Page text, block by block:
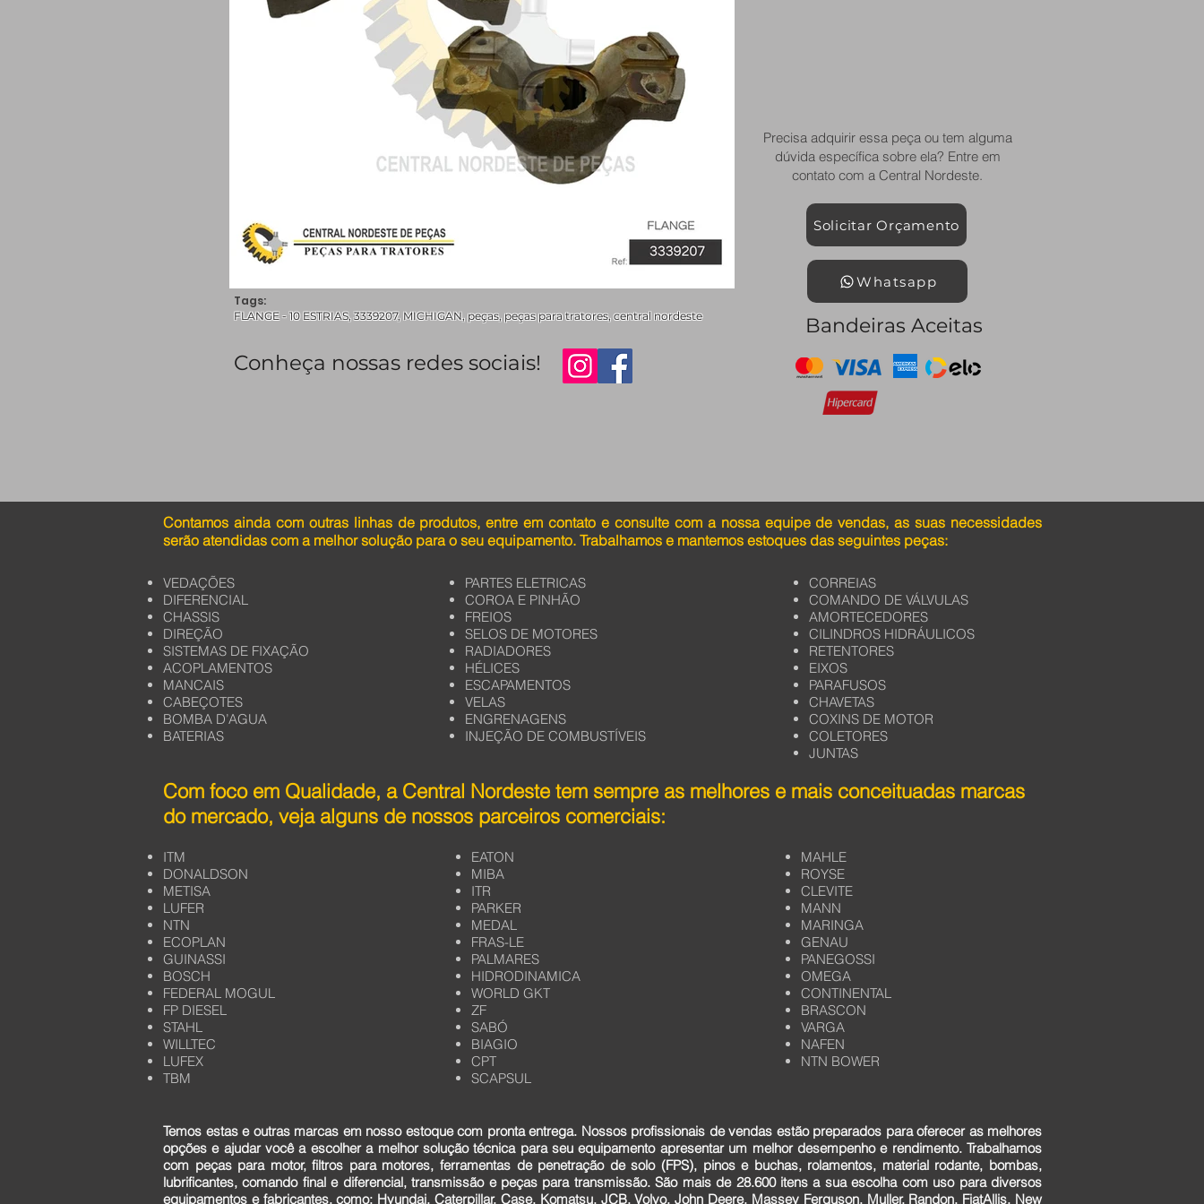
Precisa adquirir essa peça ou tem alguma
dúvida específica sobre ela? Entre em
contato com a Central Nordeste.
Solicitar Orçamento
Whatsapp
Bandeiras Aceitas
FLANGE - 10 ESTRIAS, 3339207, MICHIGAN, peças, peças para tratores, central nordeste
Conheça nossas redes sociais!
Tags:
Contamos ainda com outras linhas de produtos, entre em contato e consulte com a nossa equipe de vendas, as suas necessidades
serão atendidas com a melhor solução para o seu equipamento. Trabalhamos e mantemos estoques das seguintes peças:
VEDAÇÕES
DIFERENCIAL
CHASSIS
DIREÇÃO
SISTEMAS DE FIXAÇÃO
ACOPLAMENTOS
MANCAIS
CABEÇOTES
BOMBA D’AGUA
BATERIAS
PARTES ELETRICAS
COROA E PINHÃO
FREIOS
SELOS DE MOTORES
RADIADORES
HÉLICES
ESCAPAMENTOS
VELAS
ENGRENAGENS
INJEÇÃO DE COMBUSTÍVEIS
CORREIAS
COMANDO DE VÁLVULAS
AMORTECEDORES
CILINDROS HIDRÁULICOS
RETENTORES
EIXOS
PARAFUSOS
CHAVETAS
COXINS DE MOTOR
COLETORES
JUNTAS
Com foco em Qualidade, a Central Nordeste tem sempre as melhores e mais conceituadas marcas
do mercado, veja alguns de nossos parceiros comerciais:
ITM
DONALDSON
METISA
LUFER
NTN
ECOPLAN
GUINASSI
BOSCH
FEDERAL MOGUL
FP DIESEL
STAHL
WILLTEC
LUFEX
TBM
EATON
MIBA
ITR
PARKER
MEDAL
FRAS-LE
PALMARES
HIDRODINAMICA
WORLD GKT
ZF
SABÓ
BIAGIO
CPT
SCAPSUL
MAHLE
ROYSE
CLEVITE
MANN
MARINGA
GENAU
PANEGOSSI
OMEGA
CONTINENTAL
BRASCON
VARGA
NAFEN
NTN BOWER
Temos estas e outras marcas em nosso estoque com pronta entrega. Nossos profissionais de vendas estão preparados para oferecer as melhores
opções e ajudar você a escolher a melhor solução técnica para seu equipamento apresentar um melhor desempenho e rendimento. Trabalhamos
com peças para motor, filtros para motores, ferramentas de penetração de solo (FPS), pinos e buchas, rolamentos, material rodante, bombas,
lubrificantes, comando final e diferencial, transmissão e peças para transmissão. São mais de 28.600 itens a sua escolha com uso para diversos
equipamentos e fabricantes, como: Hyundai, Caterpillar, Case, Komatsu, JCB, Volvo, John Deere, Massey Ferguson, Muller, Randon, FiatAllis, New